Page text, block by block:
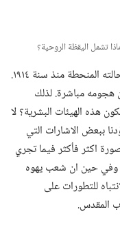
ان جوجا الماجوجي هو الشيطان ابليس في حالته المنحطة منذ سنة ١٩١٤.‏
هجومه مباشرة.‏ لذلك
هذه الهيئات البشرية؟‏ لا
ببعض الاشارات التي
اكثر فأكثر فيما تجري
وفي حين ان شعب يهوه
للتطورات على
المقدس.‏